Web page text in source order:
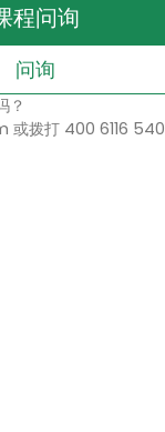
程问询
问询
？
拨打 400 6116 540